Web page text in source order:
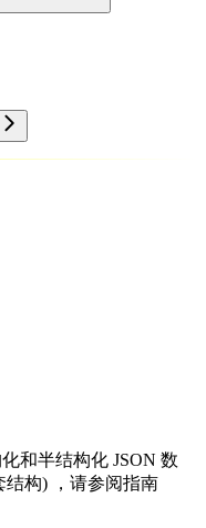
和半结构化 JSON 数
结构) ，请参阅指南